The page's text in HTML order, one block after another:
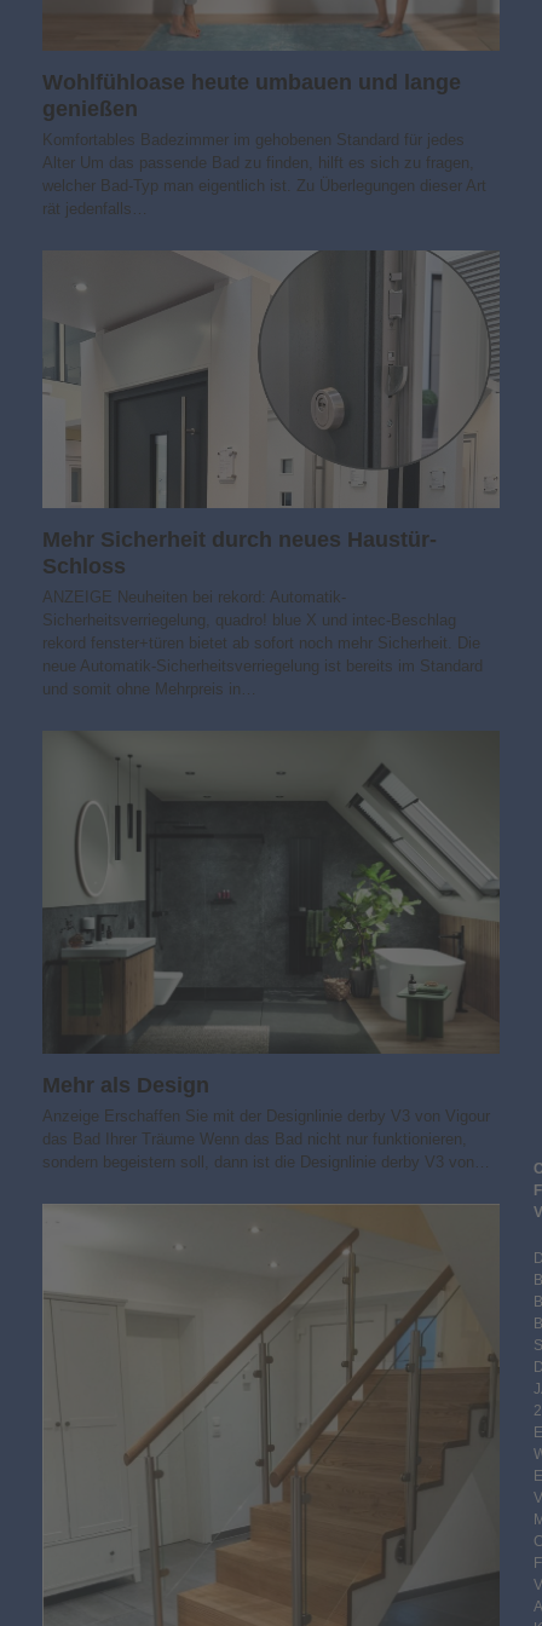
Wohlfühloase heute umbauen und lange
genießen
Komfortables Badezimmer im gehobenen Standard für jedes
Alter Um das passende Bad zu finden, hilft es sich zu fragen,
welcher Bad-Typ man eigentlich ist. Zu Überlegungen dieser Art
rät jedenfalls…
Mehr Sicherheit durch neues Haustür-
Schloss
ANZEIGE Neuheiten bei rekord: Automatik-
Sicherheitsverriegelung, quadro! blue X und intec-Beschlag
rekord fenster+türen bietet ab sofort noch mehr Sicherheit. Die
neue Automatik-Sicherheitsverriegelung ist bereits im Standard
und somit ohne Mehrpreis in…
Mehr als Design
Anzeige Erschaffen Sie mit der Designlinie derby V3 von Vigour
das Bad Ihrer Träume Wenn das Bad nicht nur funktionieren,
sondern begeistern soll, dann ist die Designlinie derby V3 von…